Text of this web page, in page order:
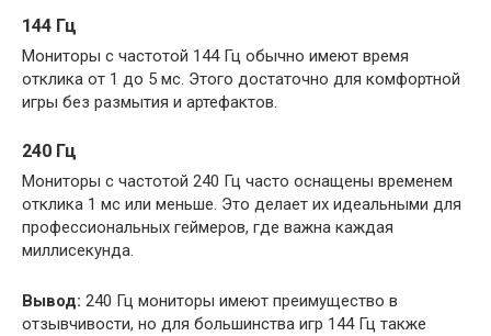
144 Гц
Мониторы с частотой 144 Гц обычно имеют время
отклика от 1 до 5 мс. Этого достаточно для комфортной
игры без размытия и артефактов.
240 Гц
Мониторы с частотой 240 Гц часто оснащены временем
отклика 1 мс или меньше. Это делает их идеальными для
профессиональных геймеров, где важна каждая
миллисекунда.
Вывод: 240 Гц мониторы имеют преимущество в
отзывчивости, но для большинства игр 144 Гц также